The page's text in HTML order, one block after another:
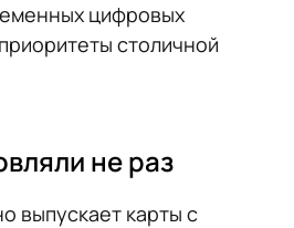
цифровых
столичной
не раз
выпускает карты с